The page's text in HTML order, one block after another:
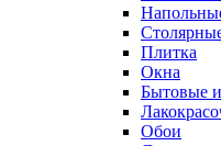
Плитка
Окна
Бытовые
Обои